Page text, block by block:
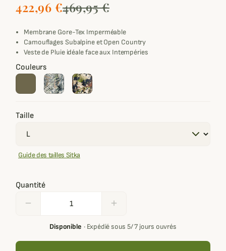
422,96 €469,95 €
Membrane Gore-Tex Imperméable
Camouflages Subalpine et Open Country
Veste de Pluie idéale face aux Intempéries
Couleurs
Taille
Guide des tailles Sitka
Quantité
remove add
Disponible· Expédié sous 5/ 7 jours ouvrés